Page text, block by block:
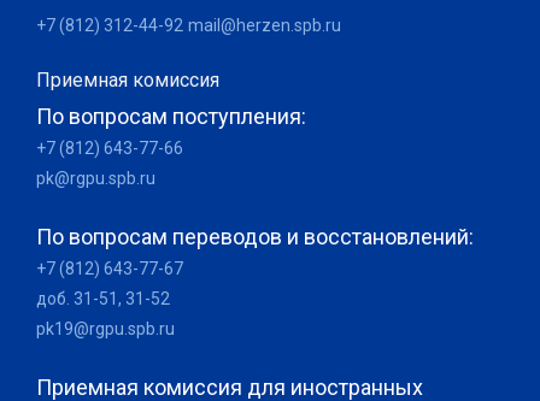
+7 (812) 312-44-92 mail@herzen.spb.ru
Приемная комиссия
По вопросам поступления:
+7 (812) 643-77-66
pk@rgpu.spb.ru
По вопросам переводов и восстановлений:
+7 (812) 643-77-67
доб. 31-51, 31-52
pk19@rgpu.spb.ru
Приемная комиссия для иностранных